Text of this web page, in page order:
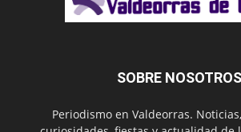
SOBRE NOSOTROS
Periodismo en Valdeorras.